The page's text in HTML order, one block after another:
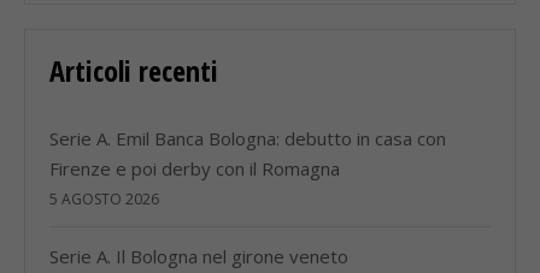
Articoli recenti
Serie A. Emil Banca Bologna: debutto in casa con
Firenze e poi derby con il Romagna
5 AGOSTO 2026
Serie A. Il Bologna nel girone veneto